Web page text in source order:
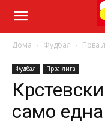
Дома Фудбал Прва
Фудбал Прва лига
само